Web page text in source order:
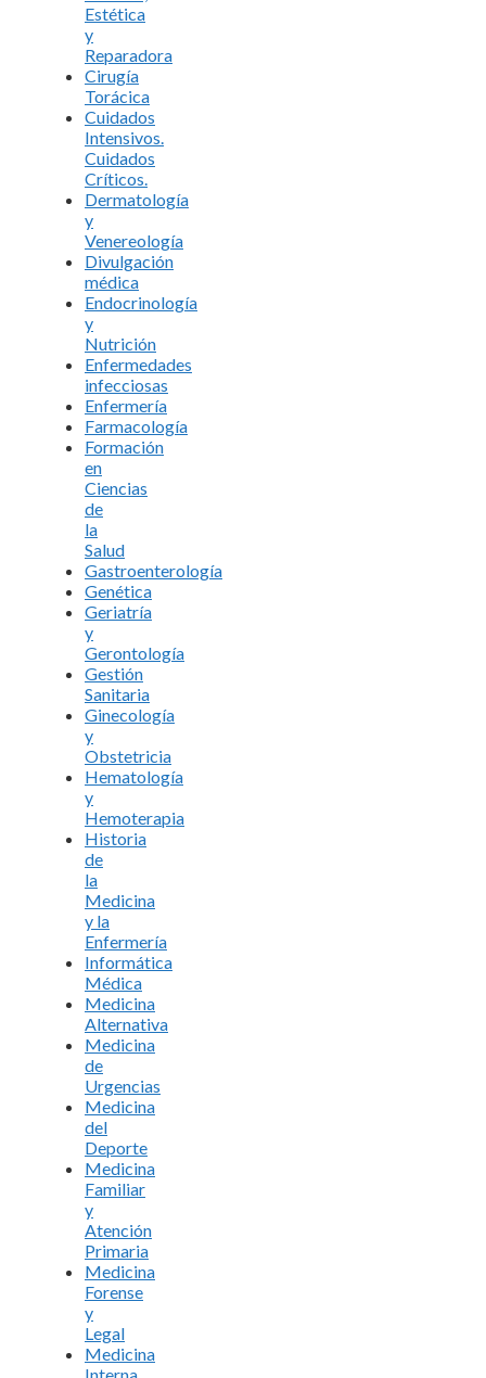
Estética
y
Reparadora
Cirugía
Torácica
Cuidados
Intensivos.
Cuidados
Críticos.
Dermatología
y
Venereología
Divulgación
médica
Endocrinología
y
Nutrición
Enfermedades
infecciosas
Enfermería
Farmacología
Formación
en
Ciencias
de
la
Salud
Gastroenterología
Genética
Geriatría
y
Gerontología
Gestión
Sanitaria
Ginecología
y
Obstetricia
Hematología
y
Hemoterapia
Historia
de
la
Medicina
y la
Enfermería
Informática
Médica
Medicina
Alternativa
Medicina
de
Urgencias
Medicina
del
Deporte
Medicina
Familiar
y
Atención
Primaria
Medicina
Forense
y
Legal
Medicina